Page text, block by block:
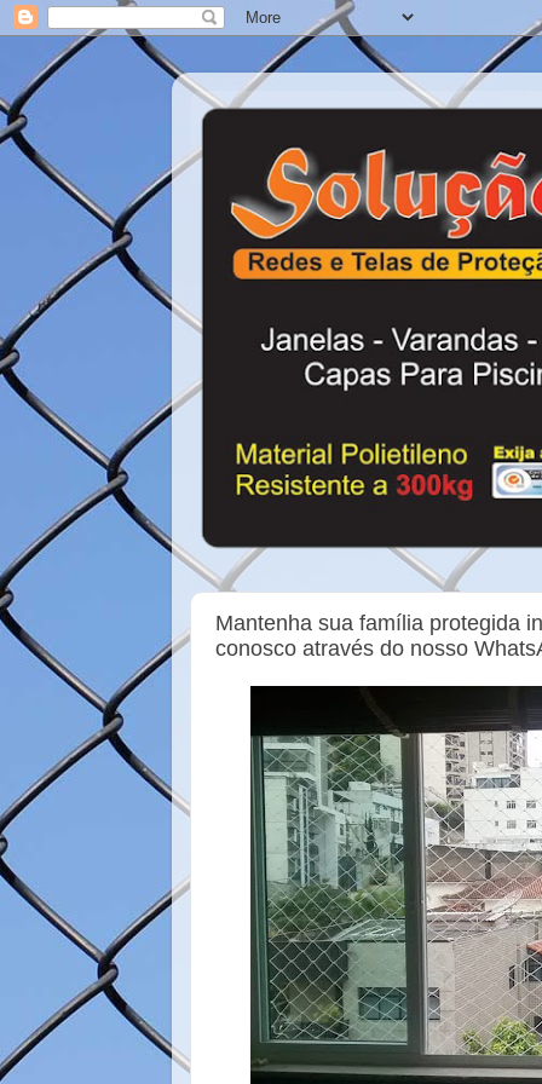
Mantenha sua família protegida
conosco através do nosso